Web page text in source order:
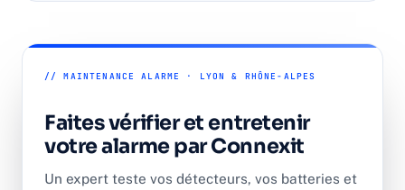
// MAINTENANCE ALARME · LYON & RHÔNE-ALPES
Faites vérifier et entretenir
votre alarme par Connexit
Un expert teste vos détecteurs, vos batteries et